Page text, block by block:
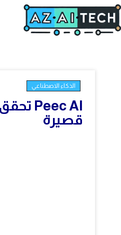
الذكاء الاصطناعي
قصيرة